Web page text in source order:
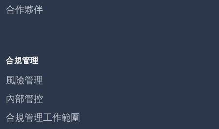
合作夥伴
合規管理
風險管理
內部管控
合規管理工作範圍